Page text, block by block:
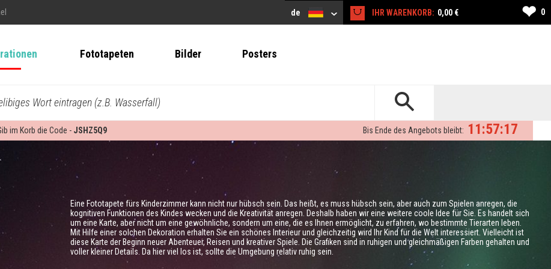
de IHR WARENKORB: 0,00 € ❤ 0
Fototapeten Bilder Posters
Wort eintragen (z.B. Wasserfall)
im Korb die Code - JSHZ5Q9 11:57:16
Bis Ende des Angebots bleibt:
Eine Fototapete fürs Kinderzimmer kann nicht nur hübsch sein. Das heißt, es muss hübsch sein, aber auch zum Spielen anregen, die
kognitiven Funktionen des Kindes wecken und die Kreativität anregen. Deshalb haben wir eine weitere coole Idee für Sie. Es handelt sich
um eine Karte, aber nicht um eine gewöhnliche, sondern um eine, die es Ihnen ermöglicht, zu erfahren, wo bestimmte Tierarten leben.
Mit Hilfe einer solchen Dekoration erhalten Sie ein schönes Interieur und gleichzeitig wird Ihr Kind für die Welt interessiert. Vielleicht ist
diese Karte der Beginn neuer Abenteuer, Reisen und kreativer Spiele. Die Grafiken sind in ruhigen und gleichmäßigen Farben gehalten und
voller kleiner Details. Da hier viel los ist, sollte die Umgebung relativ ruhig sein.